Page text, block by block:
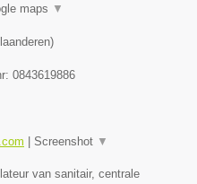
maps ▼
)
0843619886
Screenshot ▼
van sanitair, centrale